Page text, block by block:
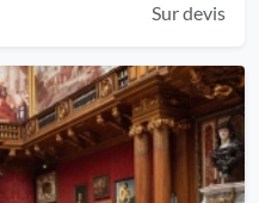
Sur devis